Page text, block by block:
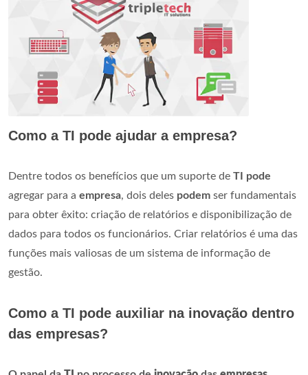
Como a TI pode ajudar a empresa?
Dentre todos os benefícios que um suporte de TI pode
agregar para a empresa, dois deles podem ser fundamentais
para obter êxito: criação de relatórios e disponibilização de
dados para todos os funcionários. Criar relatórios é uma das
funções mais valiosas de um sistema de informação de
gestão.
Como a TI pode auxiliar na inovação dentro
das empresas?